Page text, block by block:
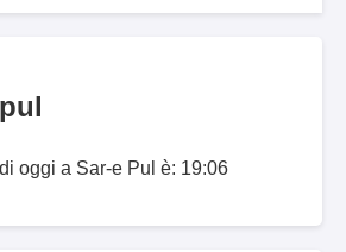
oggi a Sar-e Pul è: 19:06